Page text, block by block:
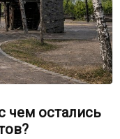
чем остались